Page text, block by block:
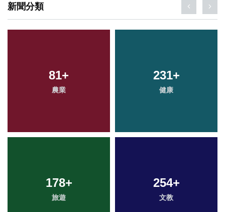
新聞分類
81+
農業
231+
健康
178+
旅遊
254+
文教